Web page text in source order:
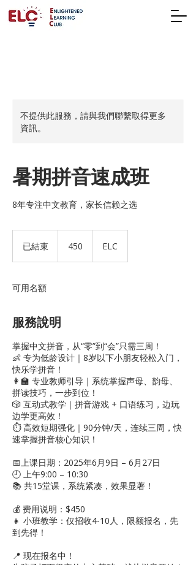
不提供此服務，請與我們聯繫取得更多
資訊。
暑期拼音速成班
8年专注中文教育，家长信赖之选
已結束 450 ELC
可用名額
服務說明
掌握中文拼音，从“零”到“会”只需三周！
👶 专为低龄设计｜8岁以下小朋友轻松入门，
快乐学拼音！
👩‍🏫 专业教师引导｜系统掌握声母、韵母、
拼读技巧，一步到位！
🎲 互动式教学｜拼音游戏 + 口语练习，边玩
边学更高效！
⏱ 高效短期强化｜90分钟/天，连续三周，快
速掌握拼音核心知识！
📅上课日期：2025年6月9日 – 6月27日
🕘 上午9:00 – 10:30
📚 共15堂课，系统紧凑，效果显著！
💰 费用说明：$450
👧 小班教学：仅招收4-10人，限额报名，先
到先得！
📍 现在报名中！